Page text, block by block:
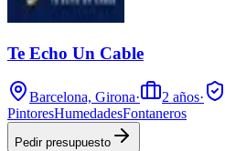
Te Echo Un Cable
Barcelona, Girona· 2 años·
PintoresHumedadesFontaneros
Pedir presupuesto